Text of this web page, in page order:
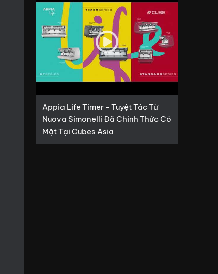
Appia Life Timer - Tuyệt Tác Từ
Nuova Simonelli Đã Chính Thức Có
Mặt Tại Cubes Asia